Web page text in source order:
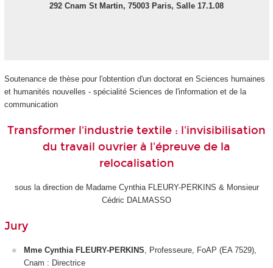
292 Cnam St Martin, 75003 Paris, Salle 17.1.08
Soutenance de thèse pour l'obtention d'un doctorat en Sciences humaines
et humanités nouvelles - spécialité Sciences de l'information et de la
communication
Transformer l'industrie textile : l'invisibilisation
du travail ouvrier à l'épreuve de la
relocalisation
sous la direction de Madame Cynthia FLEURY-PERKINS & Monsieur
Cédric DALMASSO
Jury
Mme Cynthia FLEURY-PERKINS , Professeure, FoAP (EA 7529),
Cnam : Directrice